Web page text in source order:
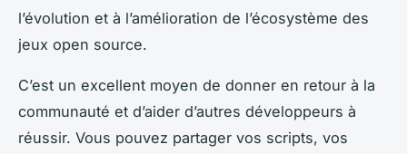
l’évolution et à l’amélioration de l’écosystème des
jeux open source.
C’est un excellent moyen de donner en retour à la
communauté et d’aider d’autres développeurs à
réussir. Vous pouvez partager vos scripts, vos